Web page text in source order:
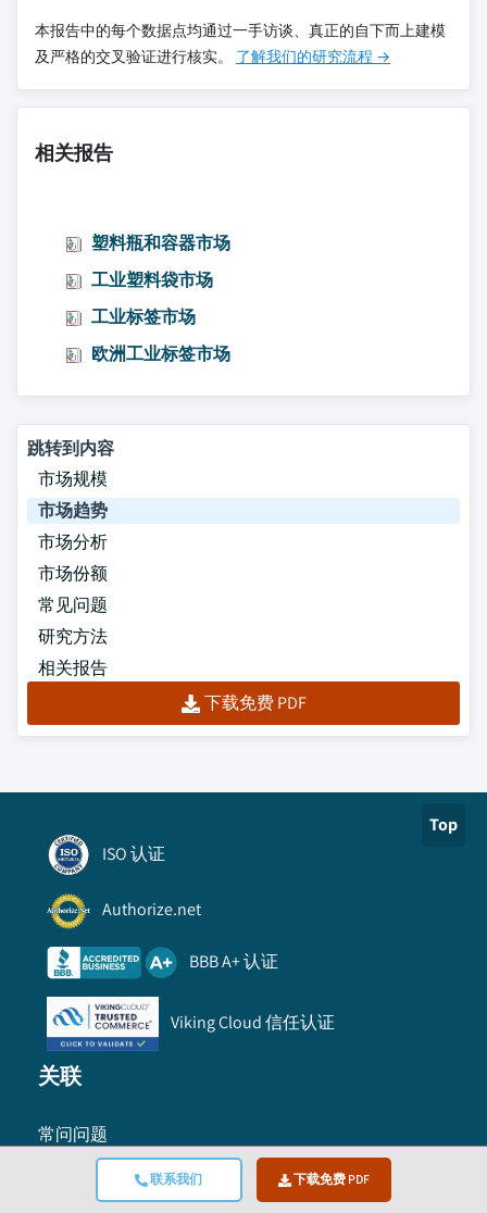
联系我们 下载免费 PDF
本报告中的每个数据点均通过一手访谈、真正的自下而上建模
及严格的交叉验证进行核实。 了解我们的研究流程 →
相关报告
塑料瓶和容器市场
工业塑料袋市场
工业标签市场
欧洲工业标签市场
跳转到内容
市场规模
市场趋势
市场分析
市场份额
常见问题
研究方法
相关报告
下载免费 PDF
Top
ISO 认证
Authorize.net
BBB A+ 认证
Viking Cloud 信任认证
关联
常问问题